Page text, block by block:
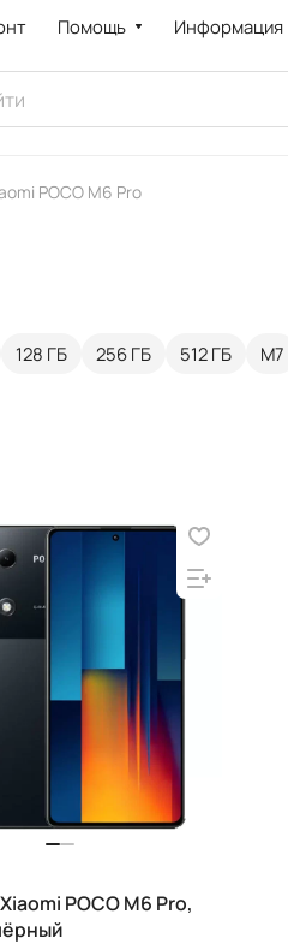
Помощь Информация
POCO M6 Pro
128 ГБ 256 ГБ 512 ГБ M7
POCO M6 Pro,